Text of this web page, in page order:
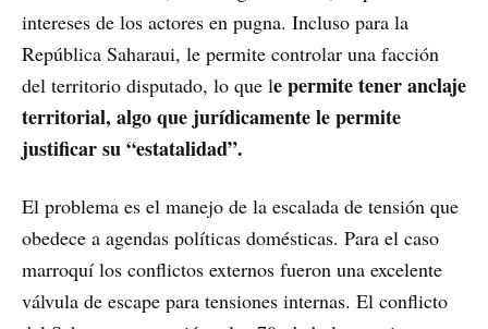
intereses de los actores en pugna. Incluso para la
República Saharaui, le permite controlar una facción
del territorio disputado, lo que le permite tener anclaje
territorial, algo que jurídicamente le permite
justificar su “estatalidad”.
El problema es el manejo de la escalada de tensión que
obedece a agendas políticas domésticas. Para el caso
marroquí los conflictos externos fueron una excelente
válvula de escape para tensiones internas. El conflicto